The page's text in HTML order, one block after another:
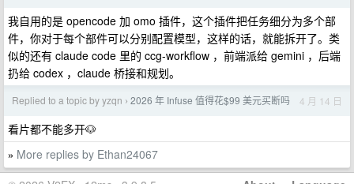
我自用的是 opencode 加 omo 插件，这个插件把任务细分为多个部
件，你对于每个部件可以分别配置模型，这样的话，就能拆开了。类
似的还有 claude code 里的 ccg-workflow ，前端派给 gemini ，后端
扔给 codex ，claude 桥接和规划。
Replied to a topic by yzqn › 2026 年 Infuse 值得花$99 美元买断吗 4 月 14 日
看片都不能多开🐶
» More replies by Ethan24067